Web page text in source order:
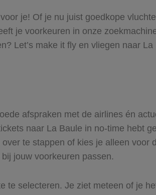
je! Of je nu juist goedkope
je voorkeuren in onze
Let’s make it fly en vliegen naar La
afspraken met de airlines én
naar La Baule in no-time hebt
te stappen of kies je alleen voor
jouw voorkeuren passen.
te selecteren. Je ziet meteen of je